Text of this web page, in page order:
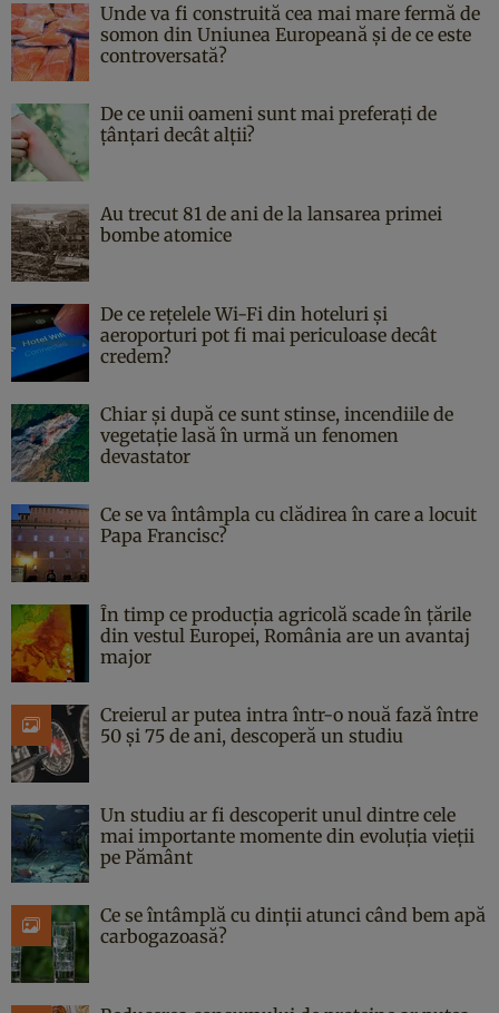
Unde va fi construită cea mai mare fermă de
somon din Uniunea Europeană și de ce este
controversată?
De ce unii oameni sunt mai preferați de
țânțari decât alții?
Au trecut 81 de ani de la lansarea primei
bombe atomice
De ce rețelele Wi-Fi din hoteluri și
aeroporturi pot fi mai periculoase decât
credem?
Chiar și după ce sunt stinse, incendiile de
vegetație lasă în urmă un fenomen
devastator
Ce se va întâmpla cu clădirea în care a locuit
Papa Francisc?
În timp ce producția agricolă scade în țările
din vestul Europei, România are un avantaj
major
Creierul ar putea intra într-o nouă fază între
50 și 75 de ani, descoperă un studiu
Un studiu ar fi descoperit unul dintre cele
mai importante momente din evoluția vieții
pe Pământ
Ce se întâmplă cu dinții atunci când bem apă
carbogazoasă?